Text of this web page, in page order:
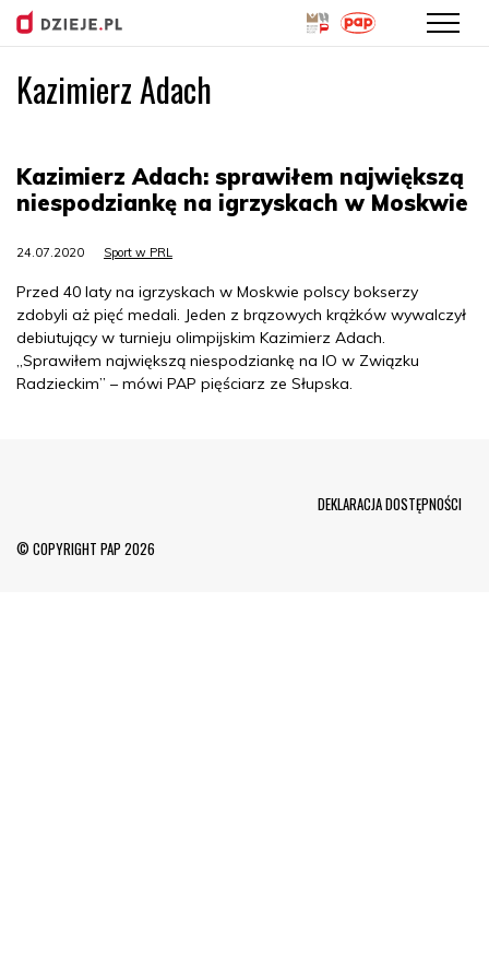
Kazimierz Adach
Kazimierz Adach: sprawiłem największą
niespodziankę na igrzyskach w Moskwie
24.07.2020 Sport w PRL
Przed 40 laty na igrzyskach w Moskwie polscy bokserzy
zdobyli aż pięć medali. Jeden z brązowych krążków wywalczył
debiutujący w turnieju olimpijskim Kazimierz Adach.
„Sprawiłem największą niespodziankę na IO w Związku
Radzieckim” – mówi PAP pięściarz ze Słupska.
© COPYRIGHT PAP 2026
DEKLARACJA DOSTĘPNOŚCI